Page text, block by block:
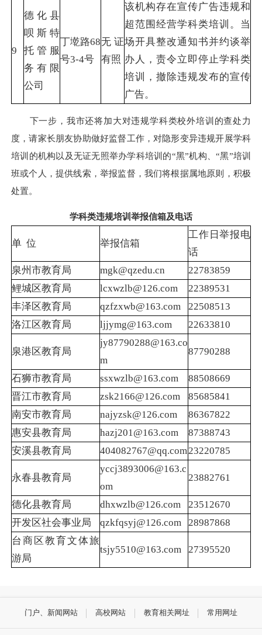
9
德化县
呗斯特
托管服
务有限
公司
丁墘路68
号3-4号
无证
有照
该机构存在宣传广告违规和
超范围经营学科类培训。当
场开具整改通知书并约谈举
办人，责令立即停止学科类
培训，撤除违规发布的宣传
广告。
下一步，我市还将加大对违规学科类校外培训的查处力
度，请家长朋友协助做好监督工作，对隐形变异违规开展学科
培训的机构以及无证无照举办学科培训的“黑”机构、“黑”培训
班或个人，提供线索，举报监督，我们将根据属地原则，积极
处置。
学科类违规培训举报信箱及电话
单 位 举报信箱
工作日举报电
话
泉州市教育局
mgk@qzedu.cn
22783859
鲤城区教育局
lcxwzlb@126.com
22389531
丰泽区教育局
qzfzxwb@163.com
22508513
洛江区教育局
ljjymg@163.com 22633810
泉港区教育局
jy87790288@163.co
m
87790288
石狮市教育局 ssxwzlb@163.com
88508669
晋江市教育局
zsk2166@126.com
85685841
南安市教育局
najyzsk@126.com
86367822
惠安县教育局
hazj201@163.com
87388743
安溪县教育局
404082767@qq.com23220785
永春县教育局
yccj3893006@163.c
om
23882761
德化县教育局 dhxwzlb@126.com
23512670
开发区社会事业局
qzkfqsyj@126.com
28987868
台商区教育文体旅
游局
tsjy5510@163.com 27395520
门户、新闻网站 高校网站 教育相关网址 常用网址